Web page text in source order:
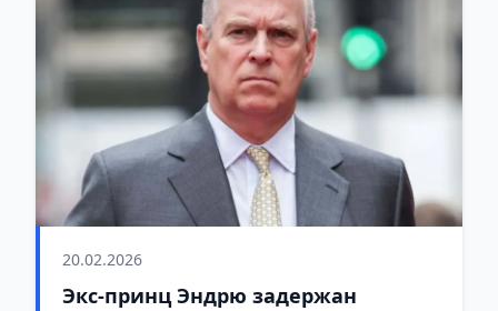
20.02.2026
Экс-принц Эндрю задержан